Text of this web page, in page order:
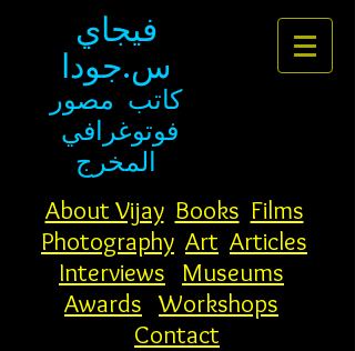
فيجاي
س.جودا
كاتب مصور
فوتوغرافي
المخرج
About Vijay Books Films
Photography Art Articles
Interviews
Museums
Awards Workshops
Contact